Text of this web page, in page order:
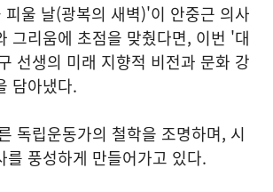
울 날(광복의 새벽)'이 안중근 의사
그리움에 초점을 맞췄다면, 이번 '대
선생의 미래 지향적 비전과 문화 강
담아냈다.
독립운동가의 철학을 조명하며, 시
를 풍성하게 만들어가고 있다.